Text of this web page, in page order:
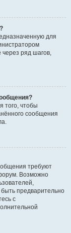
для
ряд шагов,
того, чтобы
сообщения
требуют
Возможно
предварительно
с